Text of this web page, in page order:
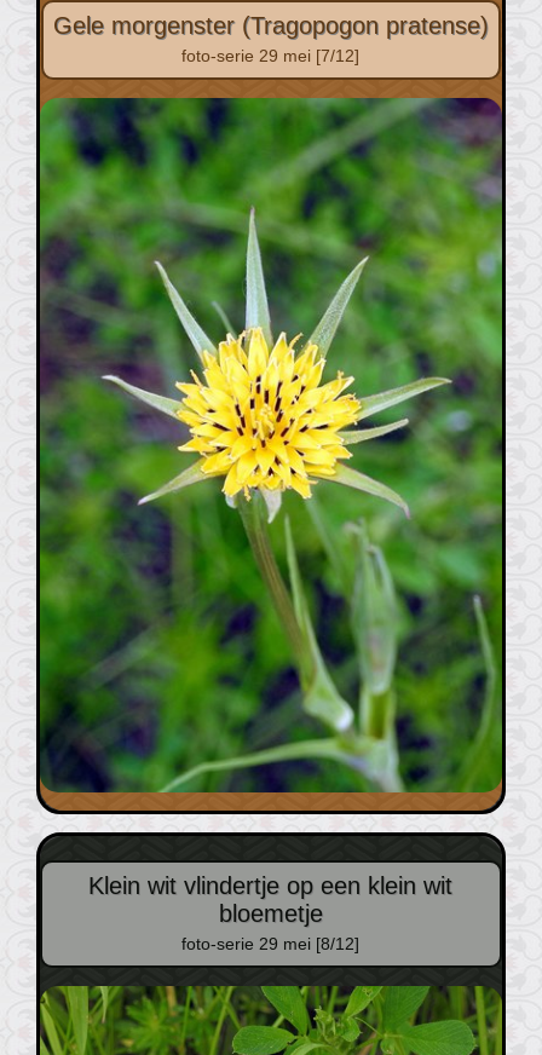
Gele morgenster (Tragopogon pratense)
foto-serie 29 mei [7/12]
Klein wit vlindertje op een klein wit
bloemetje
foto-serie 29 mei [8/12]